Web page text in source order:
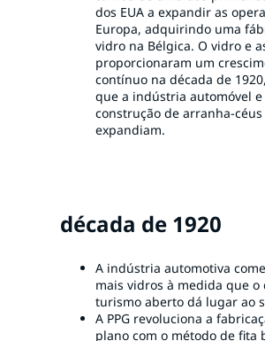
dos EUA a expandir as
Europa, adquirindo uma
vidro na Bélgica. O vidro e
proporcionaram um
contínuo na década de
que a indústria automóvel e
construção de arranha-céus
expandiam.
década de 1920
A indústria automotiva
mais vidros à medida que o
turismo aberto dá lugar ao
A PPG revoluciona a
plano com o método de fita